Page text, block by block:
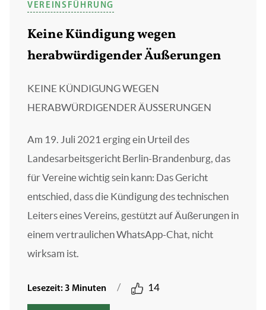
VEREINSFÜHRUNG
Keine Kündigung wegen
herabwürdigender Äußerungen
KEINE KÜNDIGUNG WEGEN
HERABWÜRDIGENDER ÄUSSERUNGEN
Am 19. Juli 2021 erging ein Urteil des
Landesarbeitsgericht Berlin-Brandenburg, das
für Vereine wichtig sein kann: Das Gericht
entschied, dass die Kündigung des technischen
Leiters eines Vereins, gestützt auf Äußerungen in
einem vertraulichen WhatsApp-Chat, nicht
wirksam ist.
Lesezeit: 3 Minuten / 14